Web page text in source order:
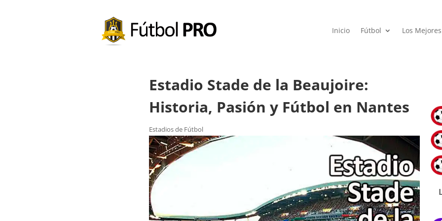
Inicio Fútbol Los Mejores
Estadio Stade de la Beaujoire:
Historia, Pasión y Fútbol en Nantes
Estadios de Fútbol